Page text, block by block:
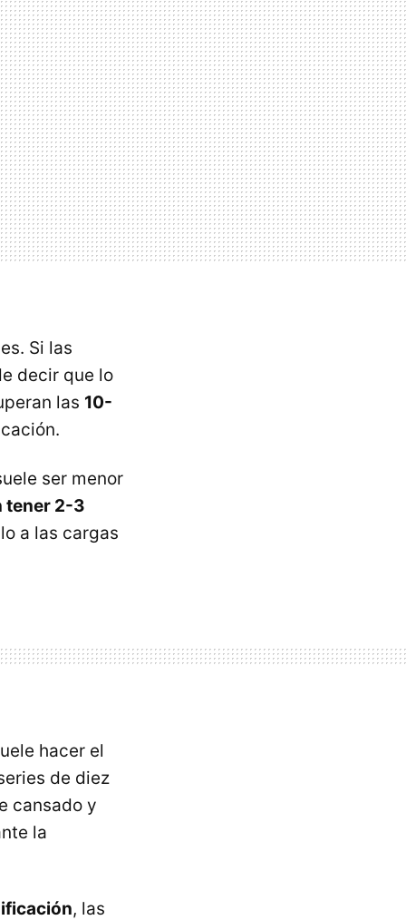
Si las
decir que lo
las 10-
ser menor
tener 2-3
a las cargas
hacer el
de diez
cansado y
la
, las